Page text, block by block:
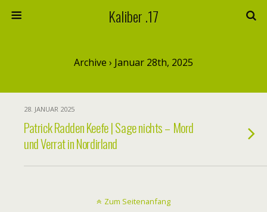
Kaliber .17
Archive › Januar 28th, 2025
28. JANUAR 2025
Patrick Radden Keefe | Sage nichts – Mord
und Verrat in Nordirland
Zum Seitenanfang